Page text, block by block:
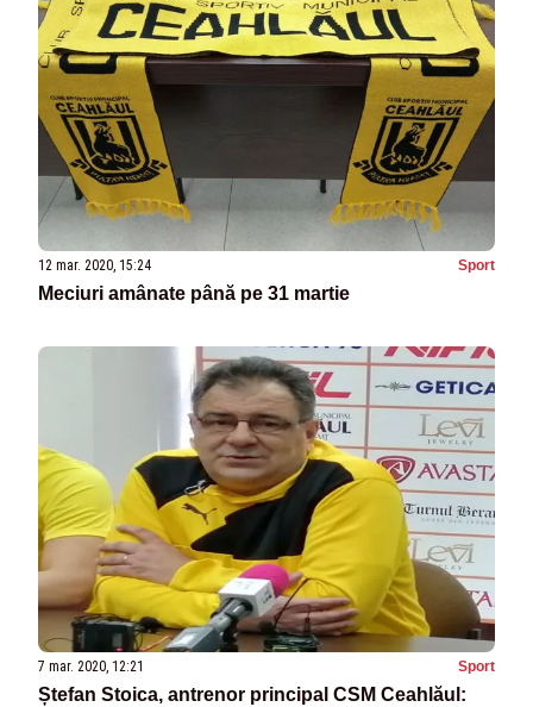
12 mar. 2020, 15:24 Sport
Meciuri amânate până pe 31 martie
7 mar. 2020, 12:21 Sport
Ștefan Stoica, antrenor principal CSM Ceahlăul: